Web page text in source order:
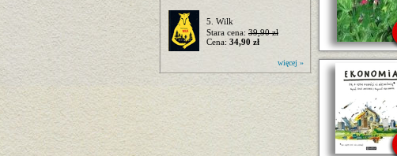
5. Wilk
Stara cena: 39,90 zł
Cena: 34,90 zł
więcej »